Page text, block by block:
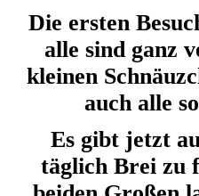
Die ersten
alle sind ganz
kleinen
auch alle
Es gibt jetzt
täglich Brei zu